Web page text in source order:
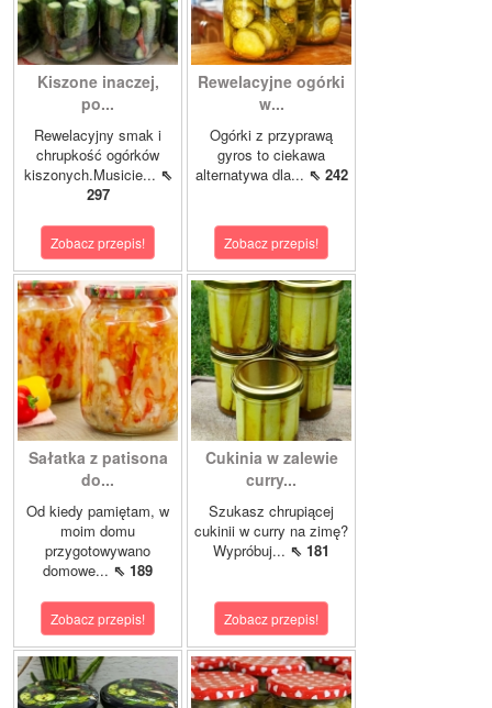
Kiszone inaczej,
po...
Rewelacyjny smak i
chrupkość ogórków
kiszonych.Musicie... ⇖
297
Zobacz przepis!
Rewelacyjne ogórki
w...
Ogórki z przyprawą
gyros to ciekawa
alternatywa dla... ⇖ 242
Zobacz przepis!
Sałatka z patisona
do...
Od kiedy pamiętam, w
moim domu
przygotowywano
domowe... ⇖ 189
Zobacz przepis!
Cukinia w zalewie
curry...
Szukasz chrupiącej
cukinii w curry na zimę?
Wypróbuj... ⇖ 181
Zobacz przepis!